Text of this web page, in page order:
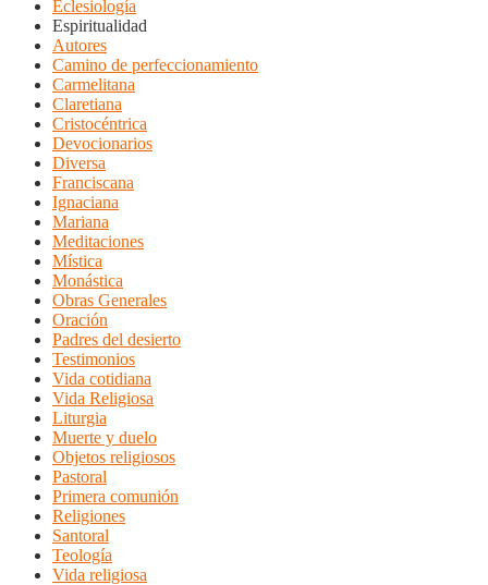
Eclesiología
Espiritualidad
Autores
Camino de perfeccionamiento
Carmelitana
Claretiana
Cristocéntrica
Devocionarios
Diversa
Franciscana
Ignaciana
Mariana
Meditaciones
Mística
Monástica
Obras Generales
Oración
Padres del desierto
Testimonios
Vida cotidiana
Vida Religiosa
Liturgia
Muerte y duelo
Objetos religiosos
Pastoral
Primera comunión
Religiones
Santoral
Teología
Vida religiosa